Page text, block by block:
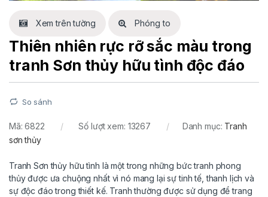
Xem trên tường Phóng to
Thiên nhiên rực rỡ sắc màu trong
tranh Sơn thủy hữu tình độc đáo
So sánh
Mã:6822 Số lượt xem: 13267 Danh mục: Tranh
sơn thủy
Tranh Sơn thủy hữu tình là một trong những bức tranh phong
thủy được ưa chuộng nhất vì nó mang lại sự tinh tế, thanh lịch và
sự độc đáo trong thiết kế. Tranh thường được sử dụng để trang